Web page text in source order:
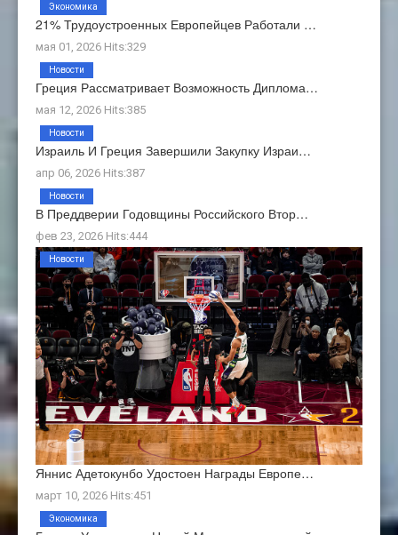
21% Трудоустроенных Европейцев Работали …
мая 01, 2026 Hits:329
Экономика
Греция Рассматривает Возможность Диплома…
мая 12, 2026 Hits:385
Новости
Израиль И Греция Завершили Закупку Израи…
апр 06, 2026 Hits:387
Новости
В Преддверии Годовщины Российского Втор…
фев 23, 2026 Hits:444
Новости
Яннис Адетокунбо Удостоен Награды Европе…
март 10, 2026 Hits:451
Новости
Экономика